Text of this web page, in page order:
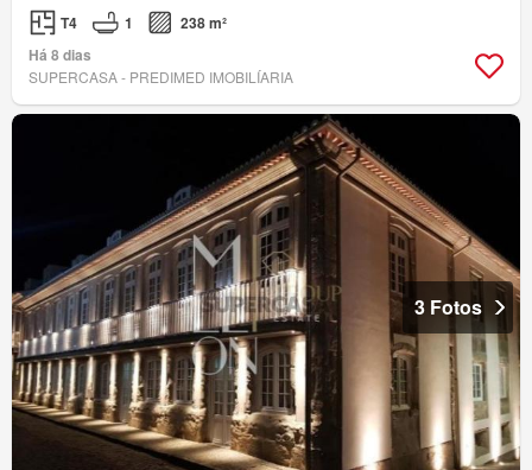
T4 1
238 m²
Há 8 dias
SUPERCASA - PREDIMED IMOBILÍARIA
3 Fotos